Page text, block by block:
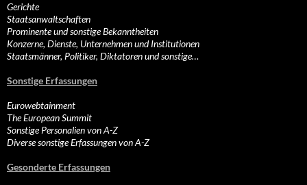
Gerichte
Staatsanwaltschaften
Prominente und sonstige Bekanntheiten
Konzerne, Dienste, Unternehmen und Institutionen
Staatsmänner, Politiker, Diktatoren und sonstige…
Sonstige Erfassungen
Eurowebtainment
The European Summit
Sonstige Personalien von A-Z
Diverse sonstige Erfassungen von A-Z
Gesonderte Erfassungen